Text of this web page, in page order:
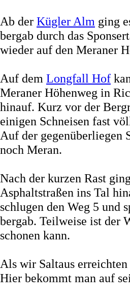
Ab der Kügler Alm ging
bergab durch das
wieder auf den Meraner
Auf dem Longfall Hof
Meraner Höhenweg in
hinauf. Kurz vor der
einigen Schneisen fast
Auf der gegenüberliegen
noch Meran.
Nach der kurzen Rast
Asphaltstraßen ins Tal
schlugen den Weg 5 und
bergab. Teilweise ist der
schonen kann.
Als wir Saltaus
Hier bekommt man auf